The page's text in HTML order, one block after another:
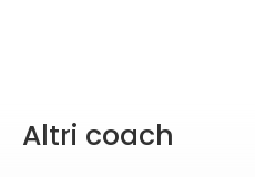
Altri coach